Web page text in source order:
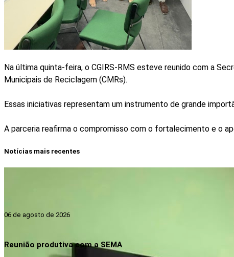
Na última quinta-feira, o CGIRS-RMS esteve reunido com a
Municipais de Reciclagem (CMRs).
Essas iniciativas representam um instrumento de grande
A parceria reafirma o compromisso com o fortalecimento e o
Notícias mais recentes
06 de agosto de 2026
Reunião produtiva com a SEMA